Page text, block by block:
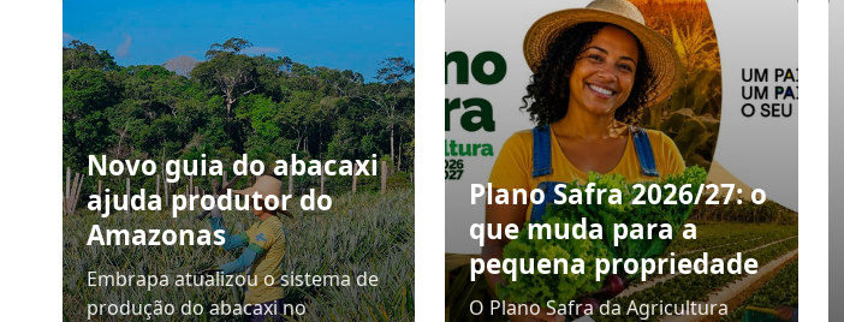
Novo guia do abacaxi
ajuda produtor do
Amazonas
Embrapa atualizou o sistema de
produção do abacaxi no
Plano Safra 2026/27: o
que muda para a
pequena propriedade
O Plano Safra da Agricultura